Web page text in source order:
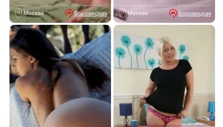
Москва Боровицкая Москва Боровицкая